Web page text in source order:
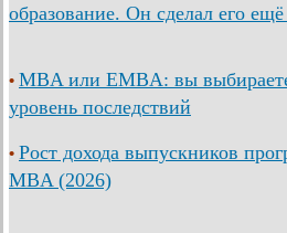
образование. Он сделал его
• MBA или EMBA: вы
уровень последствий
• Рост дохода выпускников
MBA (2026)